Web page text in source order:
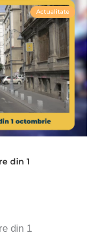
Actualitate
din 1
din 1